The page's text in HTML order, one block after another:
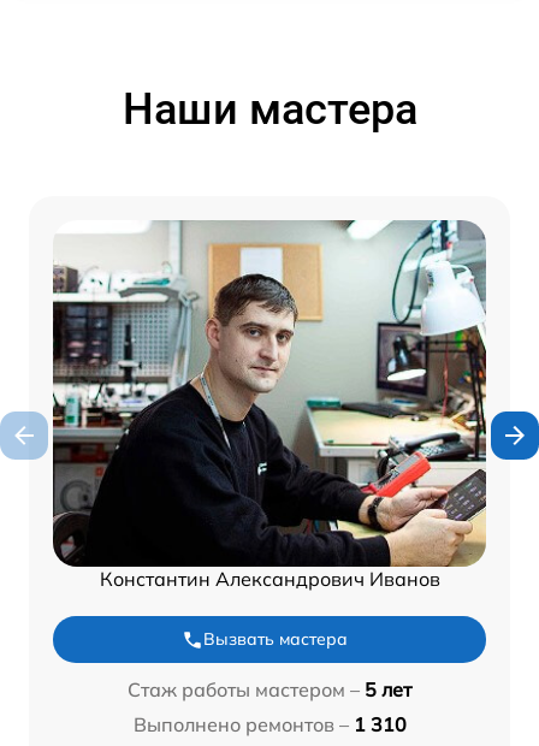
Наши мастера
Константин Александрович Иванов
Вызвать мастера
Стаж работы мастером – 5 лет
Выполнено ремонтов – 1 310